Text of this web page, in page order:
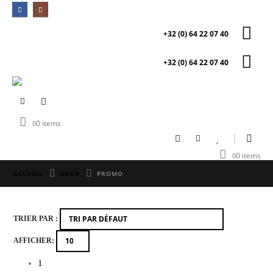
+32 (0) 64 22 07 40
+32 (0) 64 22 07 40
00 items
00 items
PROMO
TRIER PAR :
AFFICHER:
1